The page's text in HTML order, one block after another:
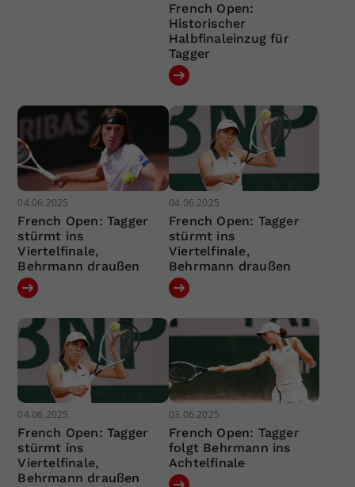
French Open:
Historischer
Halbfinaleinzug für
Tagger
04.06.2025
French Open: Tagger
stürmt ins
Viertelfinale,
Behrmann draußen
04.06.2025
French Open: Tagger
stürmt ins
Viertelfinale,
Behrmann draußen
04.06.2025
French Open: Tagger
stürmt ins
Viertelfinale,
Behrmann draußen
03.06.2025
French Open: Tagger
folgt Behrmann ins
Achtelfinale